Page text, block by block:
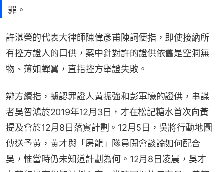
罪。
許湛榮的代表大律師陳偉彥甫陳詞便指，即使接納所
有控方證人的口供，案中針對許的證供依舊是空洞無
物、薄如蟬翼，直指控方舉證失敗。
辯方續指，據認罪證人黃振強和彭軍壕的證供，串謀
者吳智鴻於2019年12月3日，才在松記糖水首次向黃
提及會於12月8日落實計劃。12月5日，吳將行動地圖
傳送予黃，黃才與「屠龍」隊員開會談論如何配合
吳，惟當時仍未知道計劃為何。12月8日凌晨，吳才